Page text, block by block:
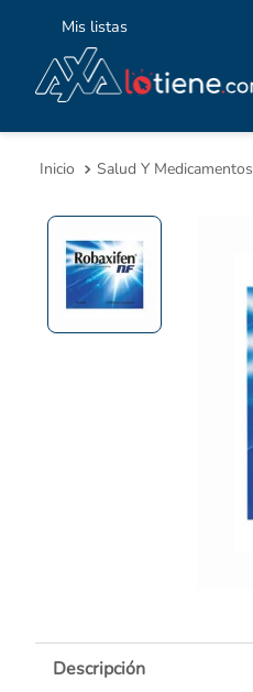
Mis listas
Salud Y Medicamentos
Descripción